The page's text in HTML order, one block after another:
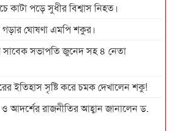
কাটা পড়ে সুধীর বিশ্বাস নিহত।
ঘোষণা এমপি শকুর।
সভাপতি জুনেদ সহ ৪ নেতা
ইতিহাস সৃষ্টি করে চমক দেখালেন শকু!
আদর্শের রাজনীতির আহ্বান জানালেন ড.